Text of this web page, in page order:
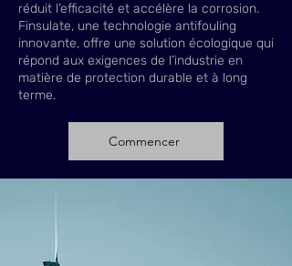
réduit l’efficacité et accélère la corrosion.
Finsulate, une technologie antifouling
innovante, offre une solution écologique qui
répond aux exigences de l’industrie en
matière de protection durable et à long
terme.
Commencer